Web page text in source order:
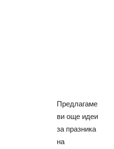
Предлагаме
ви още идеи
за празника
на